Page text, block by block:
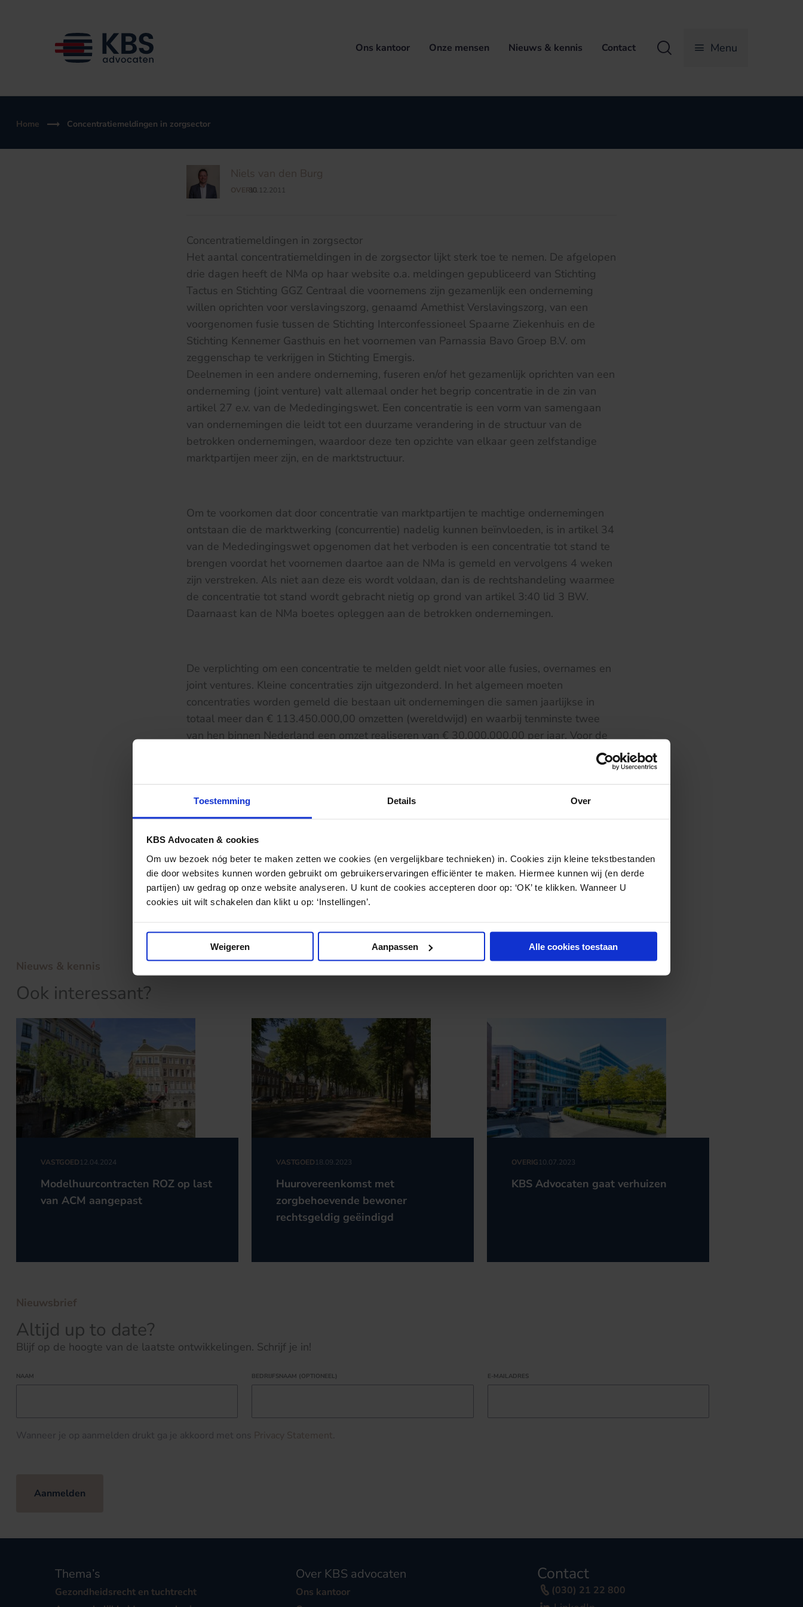
Toestemming Details Over
KBS Advocaten & cookies
Om uw bezoek nóg beter te maken zetten we cookies (en vergelijkbare technieken) in. Cookies zijn kleine tekstbestanden
die door websites kunnen worden gebruikt om gebruikerservaringen efficiënter te maken. Hiermee kunnen wij (en derde
partijen) uw gedrag op onze website analyseren. U kunt de cookies accepteren door op: ‘OK’ te klikken. Wanneer U
cookies uit wilt schakelen dan klikt u op: ‘Instellingen’.
Weigeren Aanpassen Alle cookies toestaan
Ons kantoor Onze mensen Nieuws & kennis Contact Zoeken Menu
Home Concentratiemeldingen in zorgsector
Niels van den Burg
OVERIG
/
30.12.2011
Concentratiemeldingen in zorgsector
Het aantal concentratiemeldingen in de zorgsector lijkt sterk toe te nemen. De afgelopen
drie dagen heeft de NMa op haar website o.a. meldingen gepubliceerd van Stichting
Tactus en Stichting GGZ Centraal die voornemens zijn gezamenlijk een onderneming
willen oprichten voor verslavingszorg, genaamd Amethist Verslavingszorg, van een
voorgenomen fusie tussen de Stichting Interconfessioneel Spaarne Ziekenhuis en de
Stichting Kennemer Gasthuis en het voornemen van Parnassia Bavo Groep B.V. om
zeggenschap te verkrijgen in Stichting Emergis.
Deelnemen in een andere onderneming, fuseren en/of het gezamenlijk oprichten van een
onderneming (joint venture) valt allemaal onder het begrip concentratie in de zin van
artikel 27 e.v. van de Mededingingswet. Een concentratie is een vorm van samengaan
van ondernemingen die leidt tot een duurzame verandering in de structuur van de
betrokken ondernemingen, waardoor deze ten opzichte van elkaar geen zelfstandige
marktpartijen meer zijn, en de marktstructuur.
Om te voorkomen dat door concentratie van marktpartijen te machtige ondernemingen
ontstaan die de marktwerking (concurrentie) nadelig kunnen beïnvloeden, is in artikel 34
van de Mededingingswet opgenomen dat het verboden is een concentratie tot stand te
brengen voordat het voornemen daartoe aan de NMa is gemeld en vervolgens 4 weken
zijn verstreken. Als niet aan deze eis wordt voldaan, dan is de rechtshandeling waarmee
de concentratie tot stand wordt gebracht nietig op grond van artikel 3:40 lid 3 BW.
Daarnaast kan de NMa boetes opleggen aan de betrokken ondernemingen.
De verplichting om een concentratie te melden geldt niet voor alle fusies, overnames en
joint ventures. Kleine concentraties zijn uitgezonderd. In het algemeen moeten
concentraties worden gemeld die bestaan uit ondernemingen die samen jaarlijkse in
totaal meer dan € 113.450.000,00 omzetten (wereldwijd) en waarbij tenminste twee
van hen binnen Nederland een omzet realiseren van € 30.000.000,00 per jaar. Voor de
Voor de melding van Stichting Tactus en Stichting GGZ Centraal,
Kennemer Gasthuis, klik hier
Voor de melding van Parnassia Bavo Groep B.V. en Stichting Emergis,klik hier.
Nieuws & kennis
Ook interessant?
VASTGOED12.04.2024
Modelhuurcontracten ROZ op last
van ACM aangepast
VASTGOED18.09.2023
Huurovereenkomst met
zorgbehoevende bewoner
rechtsgeldig geëindigd
OVERIG10.07.2023
KBS Advocaten gaat verhuizen
Nieuwsbrief
Altijd up to date?
Blijf op de hoogte van de laatste ontwikkelingen. Schrijf je in!
NAAM BEDRIJFSNAAM (OPTIONEEL) E-MAILADRES
Wanneer je op aanmelden drukt ga je akkoord met ons Privacy Statement.
Aanmelden
Thema’s
Gezondheidsrecht en tuchtrecht
Over KBS advocaten
Ons kantoor
Contact
(030) 21 22 800